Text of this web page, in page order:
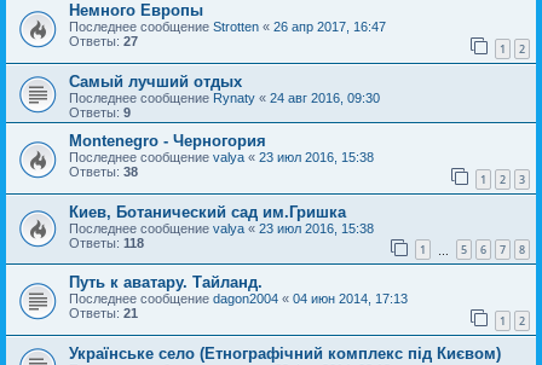
Немного Европы
Последнее сообщение Strotten « 26 апр 2017, 16:47
Ответы: 27 1 2
Самый лучший отдых
Последнее сообщение Rynaty « 24 авг 2016, 09:30
Ответы: 9
Montenegro - Черногория
Последнее сообщение valya « 23 июл 2016, 15:38
Ответы: 38 1 2 3
Киев, Ботанический сад им.Гришка
Последнее сообщение valya « 23 июл 2016, 15:38
Ответы: 118 1 5 6 7 8
Путь к аватару. Тайланд.
Последнее сообщение dagon2004 « 04 июн 2014, 17:13
Ответы: 21 1 2
Українське село (Етнографічний комплекс під Києвом)